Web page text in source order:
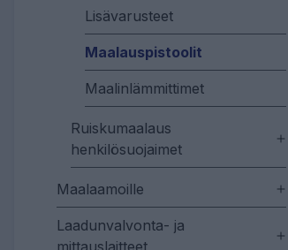
Lisävarusteet
Maalauspistoolit
Maalinlämmittimet
Ruiskumaalaus
henkilösuojaimet
Maalaamoille
Laadunvalvonta- ja
mittauslaitteet